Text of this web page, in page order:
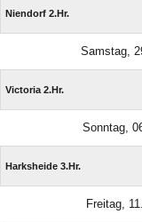
Niendorf 2.Hr.
Samstag,
Victoria 2.Hr.
Sonntag,
Harksheide 3.Hr.
Freitag,